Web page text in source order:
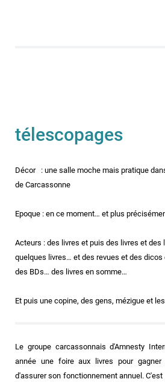
télescopages
Décor : une salle moche mais pratique
de Carcassonne
Epoque : en ce moment… et plus
Acteurs : des livres et puis des livres et des
quelques livres… et des revues et des
des BDs… des livres en somme…
Et puis une copine, des gens, mézigue et les
Le groupe carcassonnais d'Amnesty
année une foire aux livres pour
d'assurer son fonctionnement annuel.